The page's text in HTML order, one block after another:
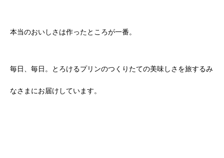
本当のおいしさは作ったところが一番。
毎日、毎日。とろけるプリンのつくりたての美味しさを旅するみ
なさまにお届けしています。